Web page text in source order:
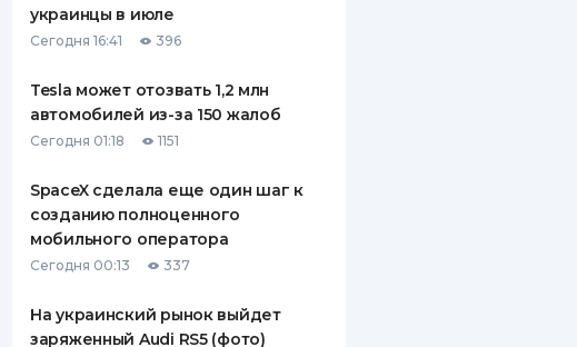
ПУТЕВОДИТЕЛИ ПО
ВСЕ СТРАХОВЫЕ ПОЛИСЫ
СТРАХОВЫЕ КОМПАНИИ
ОТЗЫВЫ О СТРАХОВЫХ
КОМПАНИЯХ
украинцы в июле
Сегодня 16:41 396
Tesla может отозвать 1,2 млн
автомобилей из-за 150 жалоб
Сегодня 01:18 1151
SpaceX сделала еще один шаг к
созданию полноценного
мобильного оператора
Сегодня 00:13 337
На украинский рынок выйдет
заряженный Audi RS5 (фото)